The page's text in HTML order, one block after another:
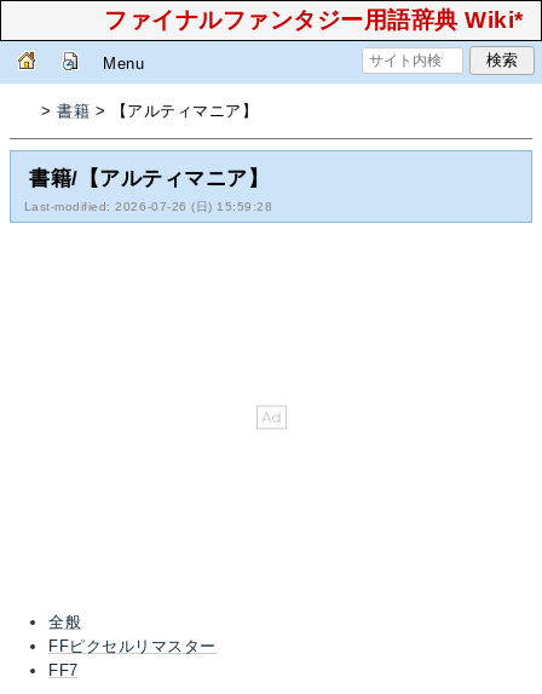
ファイナルファンタジー用語辞典 Wiki*
Menu
>書籍 > 【アルティマニア】
書籍/【アルティマニア】
Last-modified: 2026-07-26 (日) 15:59:28
全般
FFピクセルリマスター
FF7